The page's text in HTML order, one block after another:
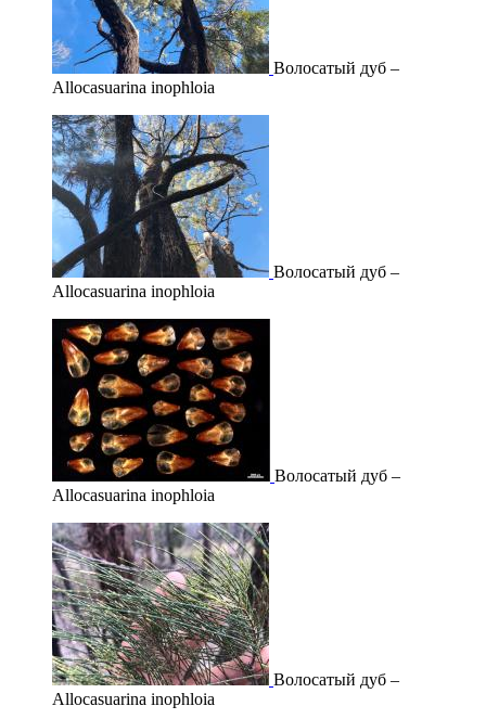
Волосатый дуб –
Allocasuarina inophloia
Волосатый дуб –
Allocasuarina inophloia
Волосатый дуб –
Allocasuarina inophloia
Волосатый дуб –
Allocasuarina inophloia